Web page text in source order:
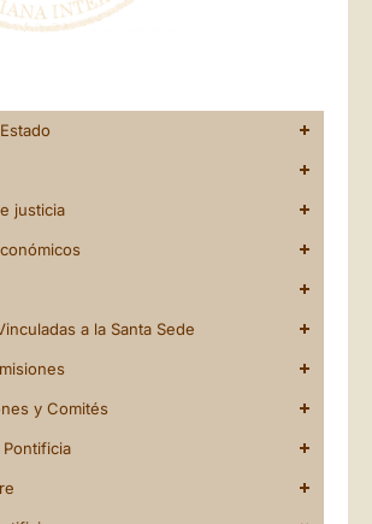
justicia
a la Santa Sede
y Comités
Pontificia